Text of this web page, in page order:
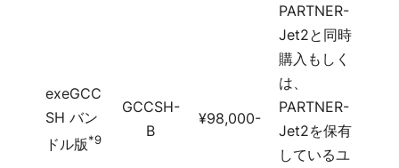
exeGCC
SH バン
ドル版*9
GCCSH-
B
¥98,000-
PARTNER-
Jet2と同時
購入もしく
は、
PARTNER-
Jet2を保有
しているユ